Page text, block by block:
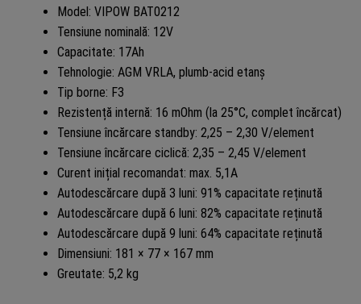
Model: VIPOW BAT0212
Tensiune nominală: 12V
Capacitate: 17Ah
Tehnologie: AGM VRLA, plumb-acid etanș
Tip borne: F3
Rezistență internă: 16 mOhm (la 25°C, complet încărcat)
Tensiune încărcare standby: 2,25 – 2,30 V/element
Tensiune încărcare ciclică: 2,35 – 2,45 V/element
Curent inițial recomandat: max. 5,1A
Autodescărcare după 3 luni: 91% capacitate reținută
Autodescărcare după 6 luni: 82% capacitate reținută
Autodescărcare după 9 luni: 64% capacitate reținută
Dimensiuni: 181 × 77 × 167 mm
Greutate: 5,2 kg